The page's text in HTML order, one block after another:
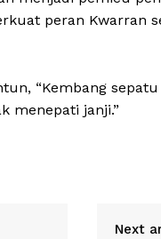
peran Kwarran
“Kembang
menepati janji.”
Next